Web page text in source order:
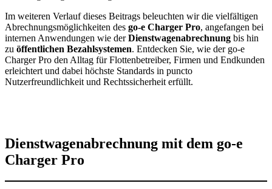
Im weiteren Verlauf dieses Beitrags beleuchten wir die vielfältigen
Abrechnungsmöglichkeiten des go-e Charger Pro, angefangen bei
internen Anwendungen wie derDienstwagenabrechnung bis hin
zu öffentlichen Bezahlsystemen. Entdecken Sie, wie der go-e
Charger Pro den Alltag für Flottenbetreiber, Firmen und Endkunden
erleichtert und dabei höchste Standards in puncto
Nutzerfreundlichkeit und Rechtssicherheit erfüllt.
Dienstwagenabrechnung mit dem go-e
Charger Pro